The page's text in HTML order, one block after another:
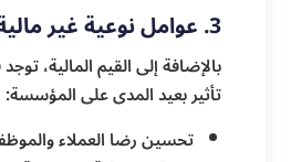
3. عوامل نوعية غير مالية
بالإضافة إلى القيم المالية،
تأثير بعيد المدى على المؤسسة:
تحسين رضا العملاء